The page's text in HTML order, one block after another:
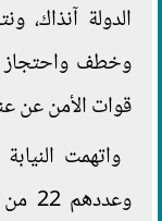
الدولة آنذاك،
وخطف واحتجاز
قوات الأمن عن
واتهمت